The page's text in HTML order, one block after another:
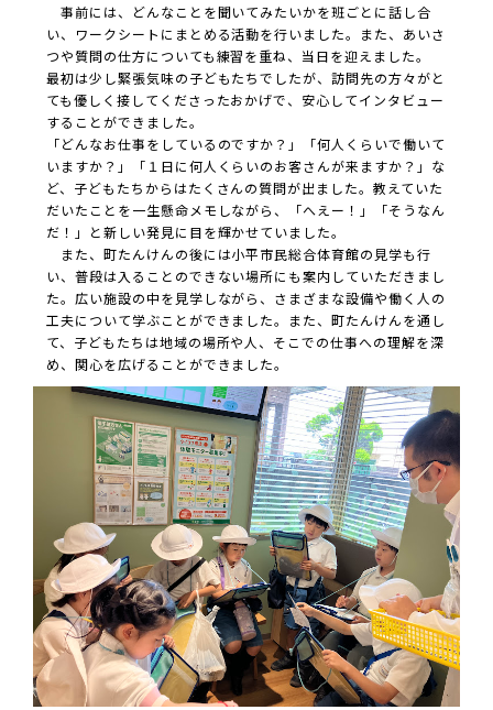
事前には、どんなことを聞いてみたいかを班ごとに話し合
い、ワークシートにまとめる活動を行いました。また、あいさ
つや質問の仕方についても練習を重ね、当日を迎えました。
最初は少し緊張気味の子どもたちでしたが、訪問先の方々がと
ても優しく接してくださったおかげで、安心してインタビュー
することができました。
「どんなお仕事をしているのですか？」「何人くらいで働いて
いますか？」「１日に何人くらいのお客さんが来ますか？」な
ど、子どもたちからはたくさんの質問が出ました。教えていた
だいたことを一生懸命メモしながら、「へえー！」「そうなん
だ！」と新しい発見に目を輝かせていました。
また、町たんけんの後には小平市民総合体育館の見学も行
い、普段は入ることのできない場所にも案内していただきまし
た。広い施設の中を見学しながら、さまざまな設備や働く人の
工夫について学ぶことができました。また、町たんけんを通し
て、子どもたちは地域の場所や人、そこでの仕事への理解を深
め、関心を広げることができました。